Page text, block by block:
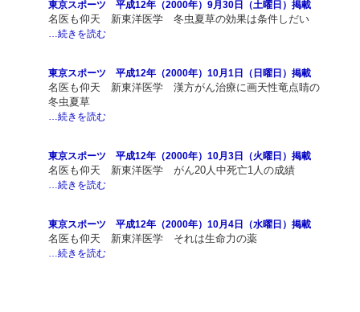
東京スポーツ 平成12年（2000年）9月30日（土曜日）掲載
名医も仰天 新東洋医学 冬虫夏草の効果は条件しだい
…続きを読む
東京スポーツ 平成12年（2000年）10月1日（日曜日）掲載
名医も仰天 新東洋医学 漢方がん治療に画天性竜点睛の
冬虫夏草
…続きを読む
東京スポーツ 平成12年（2000年）10月3日（火曜日）掲載
名医も仰天 新東洋医学 がん20人中死亡1人の成績
…続きを読む
東京スポーツ 平成12年（2000年）10月4日（水曜日）掲載
名医も仰天 新東洋医学 それは生命力の薬
…続きを読む